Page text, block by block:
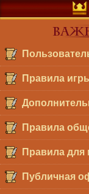
Правила
Правила
Правила для
Публичная